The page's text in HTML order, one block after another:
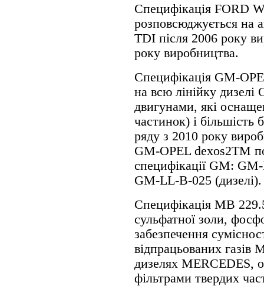
Специфікація FORD
розповсюджується на
TDI після 2006 року
року виробництва.
Специфікація GM-
на всю лінійку
двигунами, які
частинок) і більшість
ряду з 2010 року
GM-OPEL dexos2TM
специфікації GM:
GM-LL-B-025 (дизелі).
Специфікація MB
сульфатної золи,
забезпечення
відпрацьованих газів
дизелях MERCEDES,
фільтрами твердих